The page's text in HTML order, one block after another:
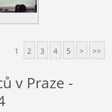
1 2 3 4 5 > >>
v Praze -